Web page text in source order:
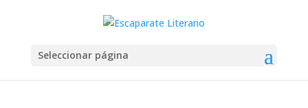
Seleccionar página